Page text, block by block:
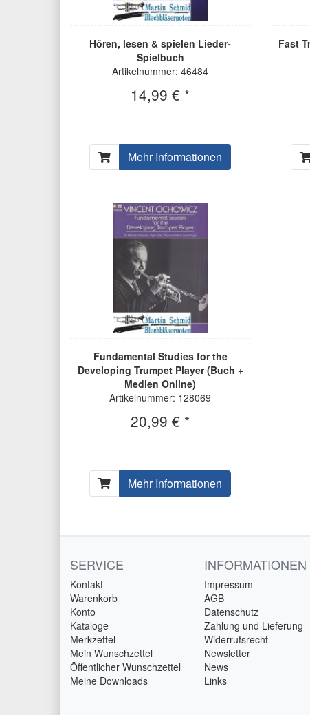
Hören, lesen & spielen Lieder-
Spielbuch
Artikelnummer: 46484
14,99 € *
Mehr Informationen
Fast
Fundamental Studies for the
Developing Trumpet Player (Buch +
Medien Online)
Artikelnummer: 128069
20,99 € *
Mehr Informationen
SERVICE
Kontakt
Warenkorb
Konto
Kataloge
Merkzettel
Mein Wunschzettel
Öffentlicher Wunschzettel
Meine Downloads
INFORMATIONEN
Impressum
AGB
Datenschutz
Zahlung und Lieferung
Widerrufsrecht
Newsletter
News
Links